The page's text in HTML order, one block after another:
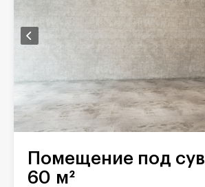
Помещение под сувениры,
60 м²